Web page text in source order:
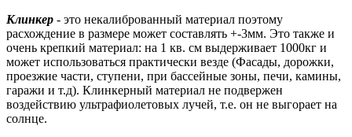
Клинкер - это некалиброванный материал поэтому
расхождение в размере может составлять +-3мм. Это также и
очень крепкий материал: на 1 кв. см выдерживает 1000кг и
может использоваться практически везде (Фасады, дорожки,
проезжие части, ступени, при бассейные зоны, печи, камины,
гаражи и т.д). Клинкерный материал не подвержен
воздействию ультрафиолетовых лучей, т.е. он не выгорает на
солнце.